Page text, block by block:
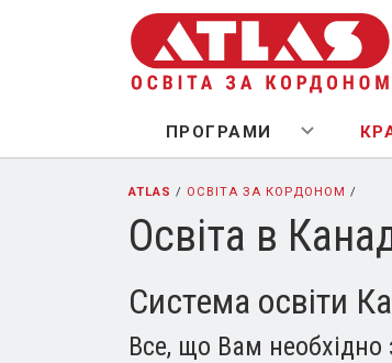
ПРОГРАМИ
ATLAS / ОСВІТА ЗА КОРДОНОМ /
Освіта в
Система освіти
Все, що Вам необхідно